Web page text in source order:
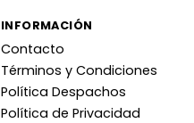
INFORMACIÓN
Contacto
Términos y Condiciones
Política Despachos
Política de Privacidad